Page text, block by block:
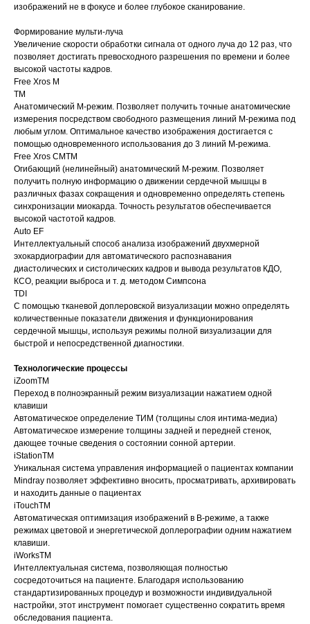
изображений не в фокусе и более глубокое сканирование.
Формирование мульти-луча
Увеличение скорости обработки сигнала от одного луча до 12 раз, что
позволяет достигать превосходного разрешения по времени и более
высокой частоты кадров.
Free Xros M
TM
Анатомический М-режим. Позволяет получить точные анатомические
измерения посредством свободного размещения линий М-режима под
любым углом. Оптимальное качество изображения достигается с
помощью одновременного использования до 3 линий М-режима.
Free Xros CMTM
Огибающий (нелинейный) анатомический М-режим. Позволяет
получить полную информацию о движении сердечной мышцы в
различных фазах сокращения и одновременно определять степень
синхронизации миокарда. Точность результатов обеспечивается
высокой частотой кадров.
Auto EF
Интеллектуальный способ анализа изображений двухмерной
эхокардиографии для автоматического распознавания
диастолических и систолических кадров и вывода результатов КДО,
КСО, реакции выброса и т. д. методом Симпсона
TDI
С помощью тканевой доплеровской визуализации можно определять
количественные показатели движения и функционирования
сердечной мышцы, используя режимы полной визуализации для
быстрой и непосредственной диагностики.
Технологические процессы
iZoomTM
Переход в полноэкранный режим визуализации нажатием одной
клавиши
Автоматическое определение ТИМ (толщины слоя интима-медиа)
Автоматическое измерение толщины задней и передней стенок,
дающее точные сведения о состоянии сонной артерии.
iStationTM
Уникальная система управления информацией о пациентах компании
Mindray позволяет эффективно вносить, просматривать, архивировать
и находить данные о пациентах
iTouchTM
Автоматическая оптимизация изображений в B-режиме, а также
режимах цветовой и энергетической доплерографии одним нажатием
клавиши.
iWorksTM
Интеллектуальная система, позволяющая полностью
сосредоточиться на пациенте. Благодаря использованию
стандартизированных процедур и возможности индивидуальной
настройки, этот инструмент помогает существенно сократить время
обследования пациента.